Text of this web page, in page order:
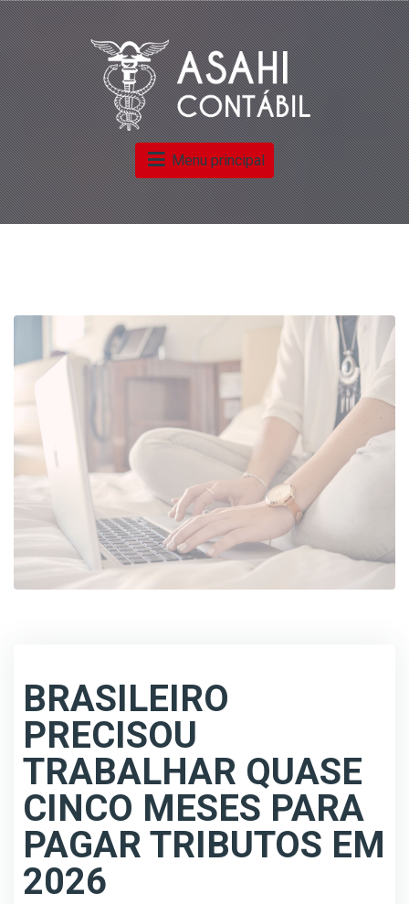
Menu principal
BRASILEIRO
PRECISOU
TRABALHAR QUASE
CINCO MESES PARA
PAGAR TRIBUTOS EM
2026